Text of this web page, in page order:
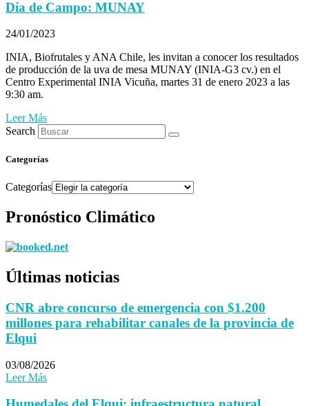
Día de Campo: MUNAY
24/01/2023
INIA, Biofrutales y ANA Chile, les invitan a conocer los resultados
de producción de la uva de mesa MUNAY (INIA-G3 cv.) en el
Centro Experimental INIA Vicuña, martes 31 de enero 2023 a las
9:30 am.
Leer Más
Search
Categorías
Categorías
Pronóstico Climático
Últimas noticias
CNR abre concurso de emergencia con $1.200
millones para rehabilitar canales de la provincia de
Elqui
03/08/2026
Leer Más